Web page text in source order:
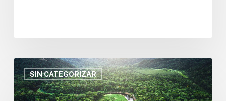
SIN CATEGORIZAR
Sistematización
de
los
Diálogos